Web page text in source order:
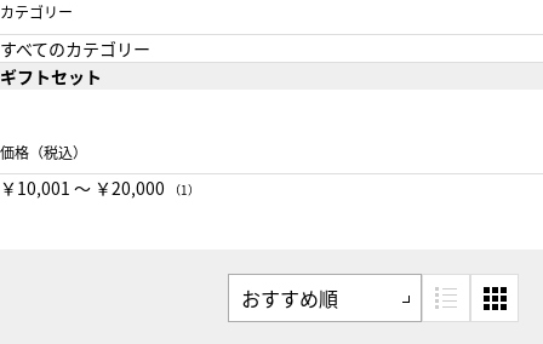
カテゴリー
すべてのカテゴリー
ギフトセット
価格（税込）
￥10,001 〜 ￥20,000 （1）